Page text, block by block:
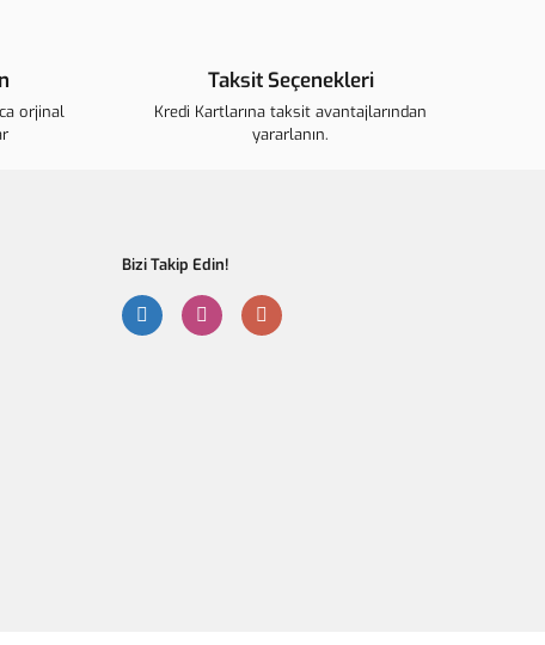
olmalı.
Gönder
orjinal
Taksit Seçenekleri
Kredi Kartlarına taksit avantajlarından
yararlanın.
Bizi Takip Edin!